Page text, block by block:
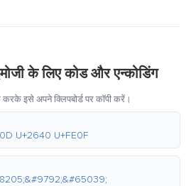
के लिए कोड और एन्कोडिंग
इसे अपने क्लिपबोर्ड पर कॉपी करें।
U+2640 U+FE0F